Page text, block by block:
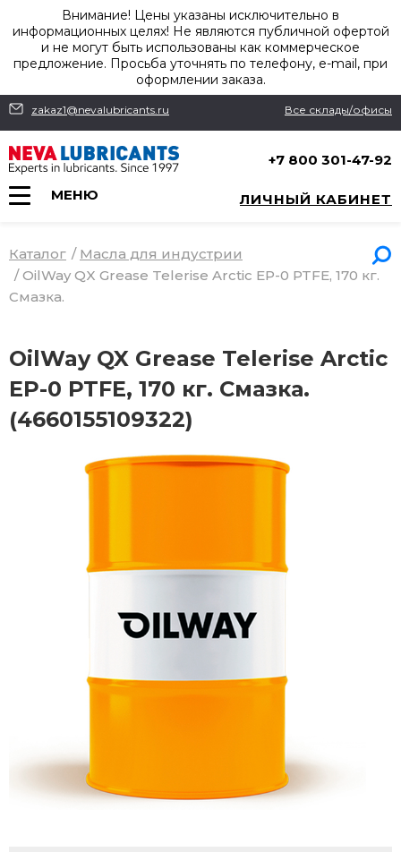
Внимание! Цены указаны исключительно в
информационных целях! Не являются публичной офертой
и не могут быть использованы как коммерческое
предложение. Просьба уточнять по телефону, e-mail, при
оформлении заказа.
zakaz1@nevalubricants.ru Все склады/офисы
+7 800 301-47-92
МЕНЮ ЛИЧНЫЙ КАБИНЕТ
Каталог / Масла для индустрии
/ OilWay QX Grease Telerise Arctic ЕР-0 PTFE, 170 кг.
Смазка.
OilWay QX Grease Telerise Arctic
ЕР-0 PTFE, 170 кг. Смазка.
(4660155109322)